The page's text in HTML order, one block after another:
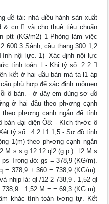
đề tài: nhà điều hành sản xuất
& cn  và cho thuê tiêu chuẩn
ptt (KG/m2) 1 Phòng làm việc
600 3 Sảnh, cầu thang 300 1,2
nội lực. 1)- Xác định nội lực
tính toán. l - Khi tỷ số: 2 2 
kết ở hai đầu bản mà ta l1 áp
phù hợp để xác định mômen
ô bản. - ở đây em dùng sơ đồ
ở hai đầu theo ph•ơng cạnh
ph•ơng cạnh ngắn để tính
bản đại diện Ô8: - Kích th•ớc ô
tỷ số : 4 2 L1 1,5 - Sơ đồ tính
1(m) theo ph•ơng cạnh ngắn
M s s g 12 12 ql2 (g p ) . l2 M s
Trong đó: gs = 378,9 (KG/m).
= 378,9 + 360 = 738,9 (KG/m).
nhịp là: ql /12 2 738,9 . 1,52 ql
. 1,52 M = = 69,3 (KG.m).
khác tính toán t•ơng tự. Kết